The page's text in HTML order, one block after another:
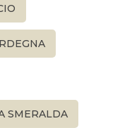
SMERALDA